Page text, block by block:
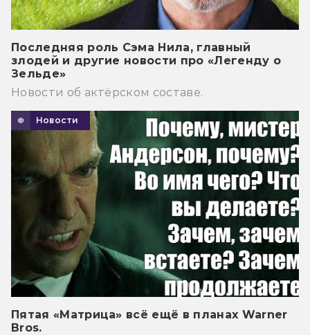
Последняя роль Сэма Нила, главный
злодей и другие новости про «Легенду о
Зельде»
Новости об актёрском составе.
Новости
Пятая «Матрица» всё ещё в планах Warner
Bros.